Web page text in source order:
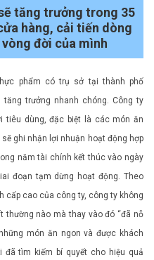
tăng trưởng trong 35
hàng, cải tiến dòng
đời của mình
phẩm có trụ sở tại thành phố
trưởng nhanh chóng. Công ty
tiêu dùng, đặc biệt là các món ăn
ghi nhận lợi nhuận hoạt động hợp
năm tài chính kết thúc vào ngày
đoạn tạm dừng hoạt động. Theo
cấp cao của công ty, công ty không
thường nào mà thay vào đó “đã nỗ
món ăn ngon và được khách
đã tìm kiếm bí quyết cho hiệu quả